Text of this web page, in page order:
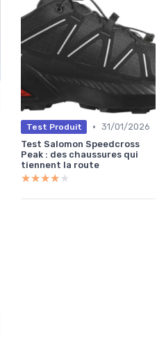
Test Produit • 31/01/2026
Test Salomon Speedcross
Peak : des chaussures qui
tiennent la route
★★★★★
★★★★★